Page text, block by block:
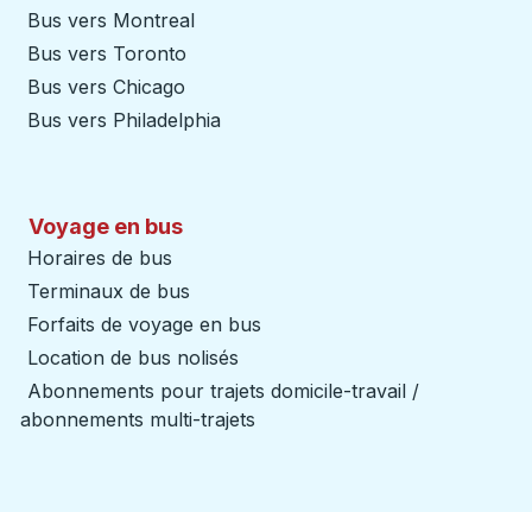
Bus vers Montreal
Bus vers Toronto
Bus vers Chicago
Bus vers Philadelphia
Voyage en bus
Horaires de bus
Terminaux de bus
Forfaits de voyage en bus
Location de bus nolisés
Abonnements pour trajets domicile-travail /
abonnements multi-trajets